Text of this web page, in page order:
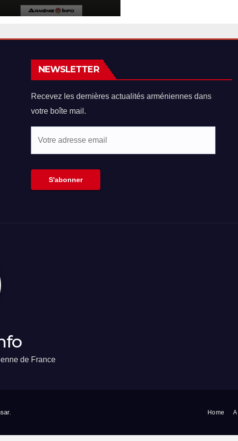
« Navasard »
NEWSLETTER
Recevez les dernières actualités arméniennes dans
votre boîte mail.
S'abonner
de France
. Home